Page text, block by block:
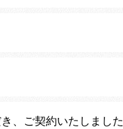
、ご契約いたしまし